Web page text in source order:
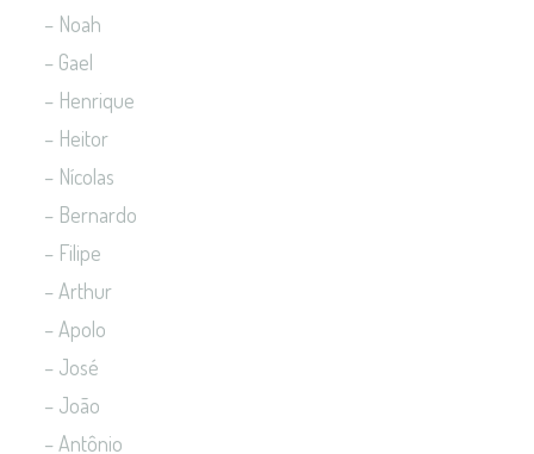
– Noah
– Gael
– Henrique
– Heitor
– Nícolas
– Bernardo
– Filipe
– Arthur
– Apolo
– José
– João
– Antônio